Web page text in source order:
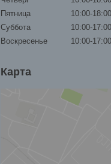
Пятница
10:00-18:00
Суббота
10:00-17:00
Воскресенье
10:00-17:00
Карта